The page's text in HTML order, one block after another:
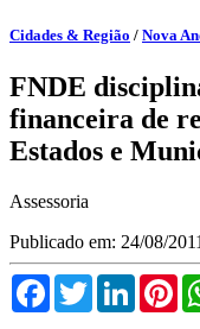
Cidades & Região / Nova
FNDE
financeira de
Estados e
Assessoria
Publicado em: 24/08/2011
FacebookTwitter